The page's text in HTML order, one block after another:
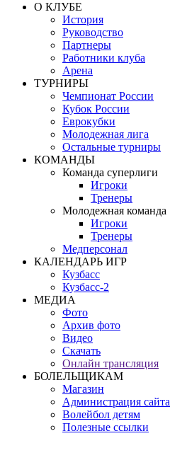
О КЛУБЕ
История
Руководство
Партнеры
Работники клуба
Арена
ТУРНИРЫ
Чемпионат России
Кубок России
Еврокубки
Молодежная лига
Остальные турниры
КОМАНДЫ
Команда суперлиги
Игроки
Тренеры
Молодежная команда
Игроки
Тренеры
Медперсонал
КАЛЕНДАРЬ ИГР
Кузбасс
Кузбасс-2
МЕДИА
Фото
Архив фото
Видео
Скачать
Онлайн трансляция
БОЛЕЛЬЩИКАМ
Магазин
Администрация сайта
Волейбол детям
Полезные ссылки